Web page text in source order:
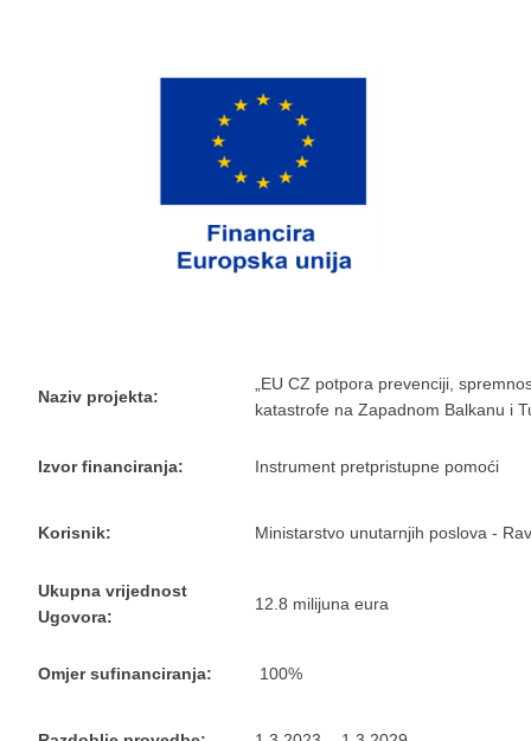
Naziv projekta:
„EU CZ potpora prevenciji,
katastrofe na Zapadnom Balkanu i
Izvor financiranja: Instrument pretpristupne pomoći
Korisnik: Ministarstvo unutarnjih poslova -
Ukupna vrijednost
Ugovora:
12.8 milijuna eura
Omjer sufinanciranja: 100%